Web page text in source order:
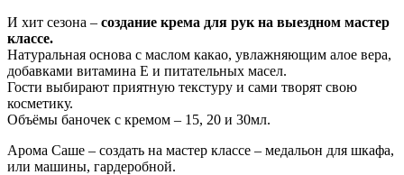
И хит сезона – создание крема для рук на выездном мастер
классе.
Натуральная основа с маслом какао, увлажняющим алое вера,
добавками витамина Е и питательных масел.
Гости выбирают приятную текстуру и сами творят свою
косметику.
Объёмы баночек с кремом – 15, 20 и 30мл.
Арома Саше – создать на мастер классе – медальон для шкафа,
или машины, гардеробной.